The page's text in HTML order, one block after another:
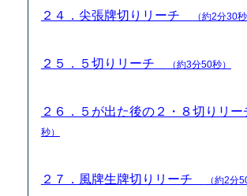
２４．尖張牌切りリーチ （約2分30秒
２５．５切りリーチ （約3分50秒）
２６．５が出た後の２・８切りリ
秒）
２７．風牌生牌切りリーチ （約2分